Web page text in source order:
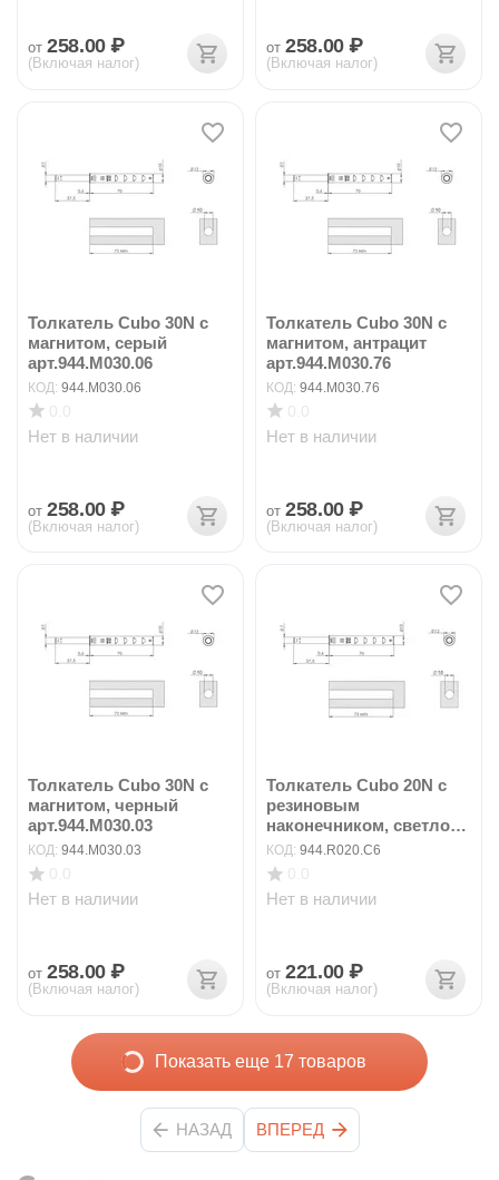
от 258.00 ₽
(Включая налог)
от 258.00 ₽
(Включая налог)
Толкатель Cubo 30N с
магнитом, серый
арт.944.M030.06
КОД: 944.M030.06
Нет в наличии
от 258.00 ₽
(Включая налог)
Толкатель Cubo 30N с
магнитом, антрацит
арт.944.M030.76
КОД: 944.M030.76
Нет в наличии
от 258.00 ₽
(Включая налог)
Толкатель Cubo 30N с
магнитом, черный
арт.944.M030.03
КОД: 944.M030.03
Нет в наличии
от 258.00 ₽
(Включая налог)
Толкатель Cubo 20N с
резиновым
наконечником, светло-
серый...
КОД: 944.R020.C6
Нет в наличии
от 221.00 ₽
(Включая налог)
Показать еще 17 товаров
НАЗАД ВПЕРЕД